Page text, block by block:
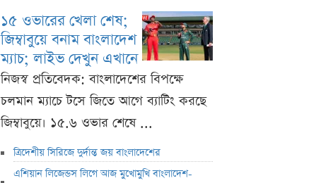
১৫ ওভারের খেলা শেষ;
জিম্বাবুয়ে বনাম বাংলাদেশ
ম্যাচ; লাইভ দেখুন এখানে
নিজস্ব প্রতিবেদক: বাংলাদেশের বিপক্ষে
চলমান ম্যাচে টসে জিতে আগে ব্যাটিং করছে
জিম্বাবুয়ে। ১৫.৬ ওভার শেষে ...
ত্রিদেশীয় সিরিজে দুর্দান্ত জয় বাংলাদেশের
এশিয়ান লিজেন্ডস লিগে আজ মুখোমুখি বাংলাদেশ-